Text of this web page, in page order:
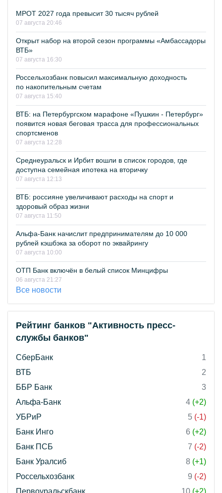
МРОТ 2027 года превысит 30 тысяч рублей
07 августа 20:46
Открыт набор на второй сезон программы «Амбассадоры
ВТБ»
07 августа 16:30
Россельхозбанк повысил максимальную доходность
по накопительным счетам
07 августа 15:40
ВТБ: на Петербургском марафоне «Пушкин - Петербург»
появится новая беговая трасса для профессиональных
спортсменов
07 августа 12:28
Среднеуральск и Ирбит вошли в список городов, где
доступна семейная ипотека на вторичку
07 августа 12:13
ВТБ: россияне увеличивают расходы на спорт и
здоровый образ жизни
07 августа 11:50
Альфа-Банк начислит предпринимателям до 10 000
рублей кэшбэка за оборот по эквайрингу
07 августа 10:00
ОТП Банк включён в белый список Минцифры
06 августа 21:27
Все новости
Рейтинг банков "Активность пресс-
службы банков"
СберБанк
1
ВТБ
2
ББР Банк
3
Альфа-Банк
4 (+2)
УБРиР
5 (-1)
Банк Инго
6 (+2)
Банк ПСБ
7 (-2)
Банк Уралсиб
8 (+1)
Россельхозбанк
9 (-2)
Первоуральскбанк
10 (+2)